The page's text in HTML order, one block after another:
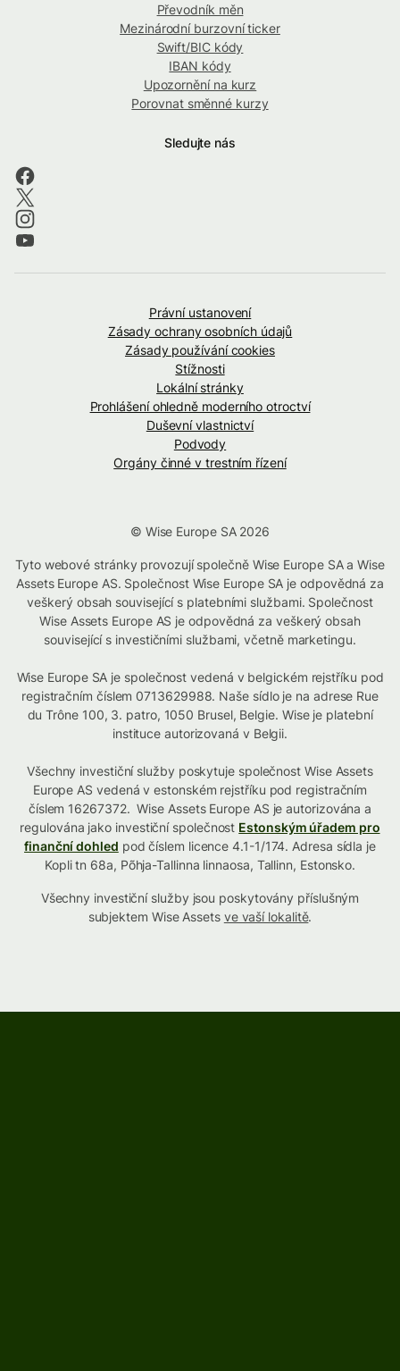
Převodník měn
Mezinárodní burzovní ticker
Swift/BIC kódy
IBAN kódy
Upozornění na kurz
Porovnat směnné kurzy
Sledujte nás
Právní ustanovení
Zásady ochrany osobních údajů
Zásady používání cookies
Stížnosti
Lokální stránky
Prohlášení ohledně moderního otroctví
Duševní vlastnictví
Podvody
Orgány činné v trestním řízení
© Wise Europe SA 2026
Tyto webové stránky provozují společně Wise Europe SA a Wise
Assets Europe AS. Společnost Wise Europe SA je odpovědná za
veškerý obsah související s platebními službami. Společnost
Wise Assets Europe AS je odpovědná za veškerý obsah
související s investičními službami, včetně marketingu.
Wise Europe SA je společnost vedená v belgickém rejstříku pod
registračním číslem 0713629988. Naše sídlo je na adrese Rue
du Trône 100, 3. patro, 1050 Brusel, Belgie. Wise je platební
instituce autorizovaná v Belgii.
Všechny investiční služby poskytuje společnost Wise Assets
Europe AS vedená v estonském rejstříku pod registračním
číslem 16267372. Wise Assets Europe AS je autorizována a
regulována jako investiční společnost Estonským úřadem pro
finanční dohled pod číslem licence 4.1-1/174. Adresa sídla je
Kopli tn 68a, Põhja-Tallinna linnaosa, Tallinn, Estonsko.
Všechny investiční služby jsou poskytovány příslušným
subjektem Wise Assets ve vaší lokalitě.